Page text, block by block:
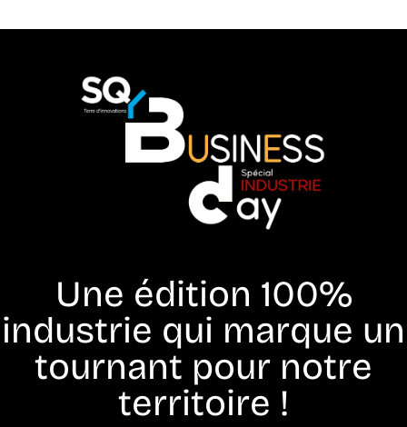
Une édition 100%
industrie qui marque un
tournant pour notre
territoire !